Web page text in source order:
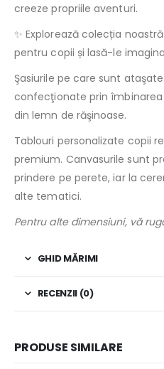
creeze propriile aventuri.
✨ Explorează colecția
pentru copii și lasă-le
Şasiurile pe care sunt
confecţionate prin
din lemn de răşinoase.
Tablouri personalizate copii
premium. Canvasurile sunt
prindere pe perete, iar la
alte tematici.
Pentru alte dimensiuni, vă
GHID MĂRIMI
RECENZII (0)
PRODUSE SIMILARE